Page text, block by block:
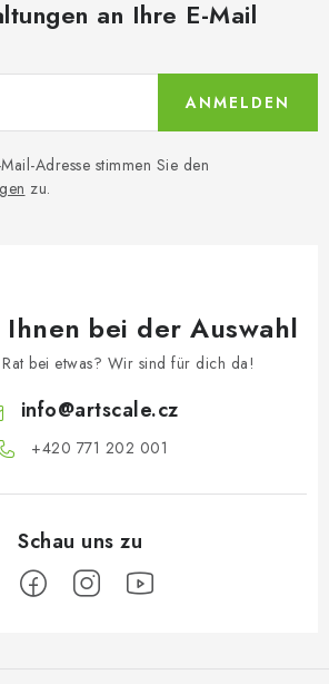
an Ihre E-Mail
Adresse stimmen Sie den
zu.
ANMELDEN
bei der Auswahl
bei etwas? Wir sind für dich da!
info@artscale.cz
+420 771 202 001​